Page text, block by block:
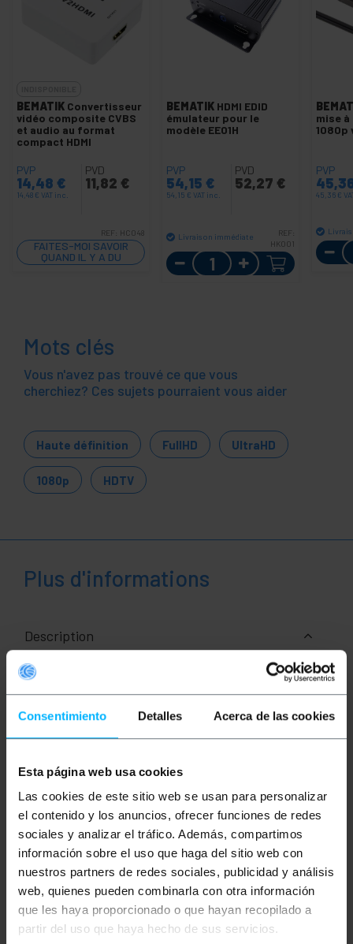
Consentimiento Detalles Acerca de las cookies
Esta página web usa cookies
Las cookies de este sitio web se usan para personalizar
el contenido y los anuncios, ofrecer funciones de redes
sociales y analizar el tráfico. Además, compartimos
información sobre el uso que haga del sitio web con
nuestros partners de redes sociales, publicidad y análisis
web, quienes pueden combinarla con otra información
que les haya proporcionado o que hayan recopilado a
partir del uso que haya hecho de sus servicios.
BEMATIK Convertisseur
vidéo composite CVBS
et audio au format
compact HDMI
PVP
14,48 €
14,48 € VAT inc.
PVD
11,82 €
REF: HC048
FAITES-MOI SAVOIR
QUAND IL Y A DU
STOCK
BEMATIK HDMI EDID
émulateur pour le
modèle EE01H
PVP
54,15 €
54,15 € VAT inc.
PVD
52,27 €
Livraison immédiate
REF:
HK001
Quantité
mise à
1080p
PVP
45,36 €
Mots clés
Vous n'avez pas trouvé ce que vous
cherchiez? Ces sujets pourraient vous aider
Haute définition FullHD UltraHD
1080p HDTV
Plus d'informations
Description
Convertisseur HDMI, CVBS (vidéo composite) et
SVHS (S-Vidéo) vers HDMI. Il possède 3 entrées
vidéo converties en une sortie vidéo HDMI
numérique. La sélection de l'entrée active est faite
par un bouton poussoir sur le panneau avant. Il a un
Spécifications
Entrées: HDMI femelle, vidéo composite
CVBS (1 x RCA femelle), SVHS (minidin femelle
à 4 broches) et audio stéréo (2 x RCA femelle).
Sorties: HDMI femelle.
Bouton de sélection de l'entrée vidéo active,
qui envoie le signal vidéo converti au format
audio et vidéo numérique HDMI.
Bouton poussoir pour la sélection de la qualité
de sortie vidéo numérique: 720p à 50 / 60Hz
ou 1080p à 50 / 60Hz.
Il possède une entrée audio analogique stéréo
à combiner avec des entrées SVHS ou Vidéo